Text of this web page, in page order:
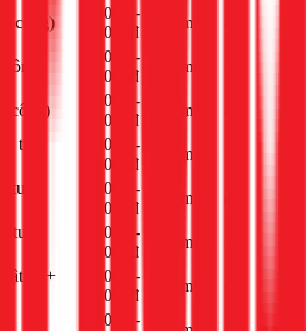
công)
25.000 -
35.000đ
m²
40.000 -
55.000đ
m²
công)
35.000 -
50.000đ
m²
tư +
45.000 -
65.000đ
m²
tư +
40.000 -
60.000đ
m²
tư +
35.000 -
55.000đ
m²
tư +
30.000 -
50.000đ
m²
40.000 -